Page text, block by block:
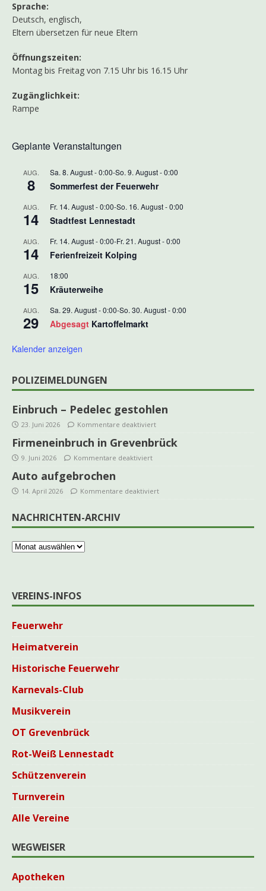
Sprache:
Deutsch, englisch,
Eltern übersetzen für neue Eltern
Öffnungszeiten:
Montag bis Freitag von 7.15 Uhr bis 16.15 Uhr
Zugänglichkeit:
Rampe
Geplante Veranstaltungen
AUG.
8
Sa. 8. August - 0:00-So. 9. August - 0:00
Sommerfest der Feuerwehr
AUG.
14
Fr. 14. August - 0:00-So. 16. August - 0:00
Stadtfest Lennestadt
AUG.
14
Fr. 14. August - 0:00-Fr. 21. August - 0:00
Ferienfreizeit Kolping
AUG.
15
18:00
Kräuterweihe
AUG.
29
Sa. 29. August - 0:00-So. 30. August - 0:00
Abgesagt Kartoffelmarkt
Kalender anzeigen
POLIZEIMELDUNGEN
Einbruch – Pedelec gestohlen
23. Juni 2026 Kommentare deaktiviert
Firmeneinbruch in Grevenbrück
9. Juni 2026 Kommentare deaktiviert
Auto aufgebrochen
14. April 2026 Kommentare deaktiviert
NACHRICHTEN-ARCHIV
VEREINS-INFOS
Feuerwehr
Heimatverein
Historische Feuerwehr
Karnevals-Club
Musikverein
OT Grevenbrück
Rot-Weiß Lennestadt
Schützenverein
Turnverein
Alle Vereine
WEGWEISER
Apotheken